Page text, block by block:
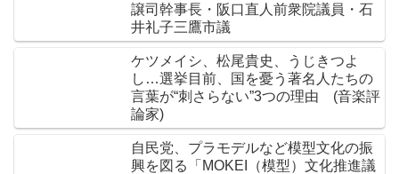
譲司幹事長・阪口直人前衆院議員・石
井礼子三鷹市議
ケツメイシ、松尾貴史、うじきつよ
し…選挙目前、国を憂う著名人たちの
言葉が“刺さらない”3つの理由 (音楽評
論家)
自民党、プラモデルなど模型文化の振
興を図る「MOKEI（模型）文化推進議